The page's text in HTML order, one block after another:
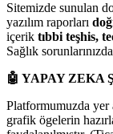
Sitemizde sunulan
yazılım raporları
içerik tıbbi teşhis,
Sağlık
🤖 YAPAY ZEKA
Platformumuzda yer
grafik ögelerin